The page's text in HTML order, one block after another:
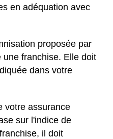
en adéquation avec
proposée par
une franchise. Elle doit
dans votre
votre assurance
sur l'indice de
il doit